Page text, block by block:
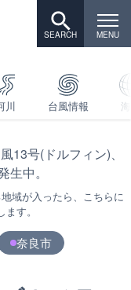
川 台風情報
13号(ドルフィン)、
中。
域が入ったら、こちらに
す。
奈良市